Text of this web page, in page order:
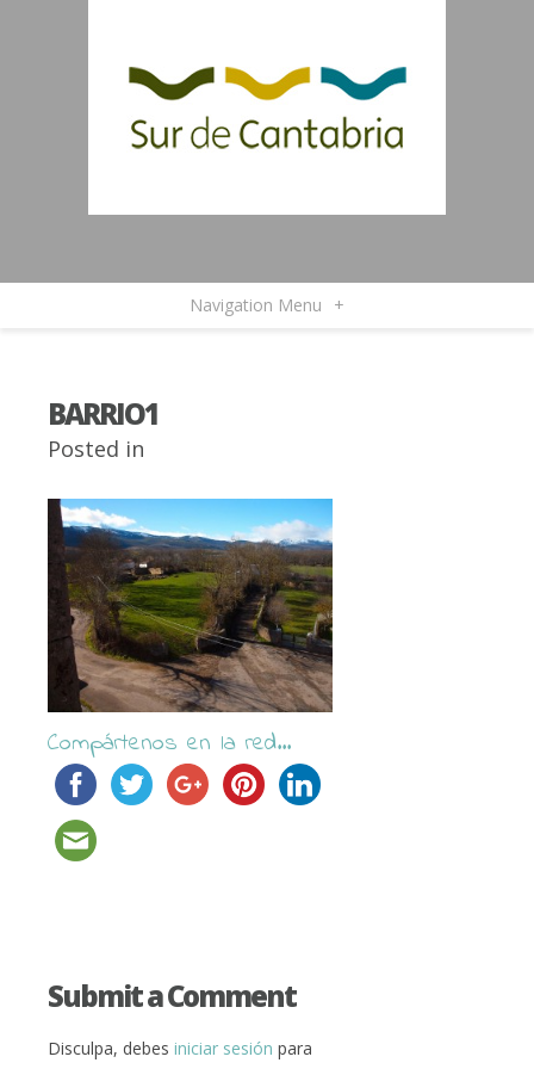
Navigation Menu +
BARRIO1
Posted in
Compártenos en la red...
Submit a Comment
Disculpa, debes iniciar sesión para